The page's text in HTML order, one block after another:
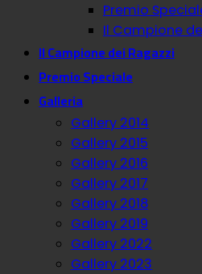
Premio
Il Campione
Il Campione dei Ragazzi
Premio Speciale
Galleria
Gallery 2014
Gallery 2015
Gallery 2016
Gallery 2017
Gallery 2018
Gallery 2019
Gallery 2022
Gallery 2023